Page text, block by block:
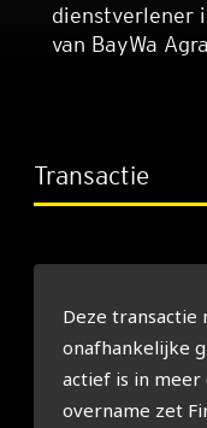
dienstverlener
van BayWa
Transactie
Deze transactie
onafhankelijke
actief is in meer
overname zet